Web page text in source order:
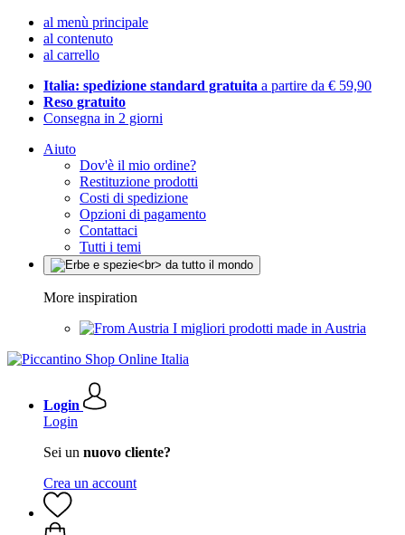
al menù principale
al contenuto
al carrello
Italia: spedizione standard gratuita a partire da € 59,90
Reso gratuito
Consegna in 2 giorni
Aiuto
Dov'è il mio ordine?
Restituzione prodotti
Costi di spedizione
Opzioni di pagamento
Contattaci
Tutti i temi
More inspiration
I migliori prodotti made in Austria
Login
Login
Sei un nuovo cliente?
Crea un account